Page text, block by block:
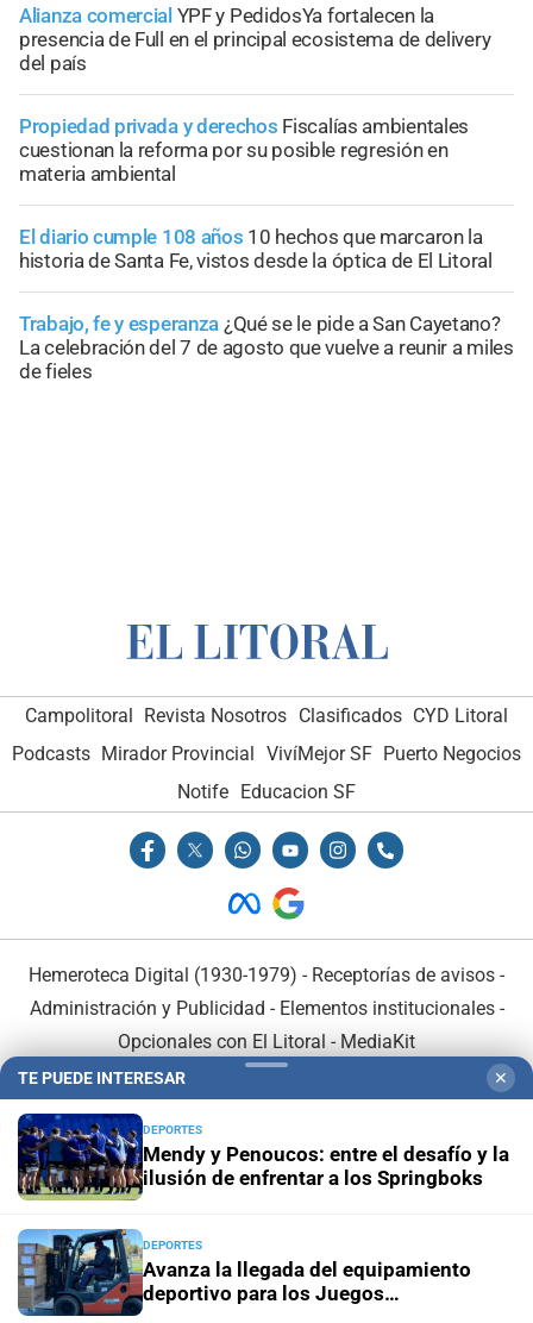
Alianza comercial YPF y PedidosYa fortalecen la
presencia de Full en el principal ecosistema de delivery
del país
Propiedad privada y derechos Fiscalías ambientales
cuestionan la reforma por su posible regresión en
materia ambiental
El diario cumple 108 años 10 hechos que marcaron la
historia de Santa Fe, vistos desde la óptica de El Litoral
Trabajo, fe y esperanza ¿Qué se le pide a San Cayetano?
La celebración del 7 de agosto que vuelve a reunir a miles
de fieles
Campolitoral Revista Nosotros Clasificados CYD Litoral
Podcasts Mirador Provincial VivíMejor SF Puerto Negocios
Notife
Educacion SF
Hemeroteca Digital (1930-1979) - Receptorías de avisos -
Administración y Publicidad - Elementos institucionales-
Opcionales con El Litoral - MediaKit
En Asociación con:
TE PUEDE INTERESAR ✕
DEPORTES
Mendy y Penoucos: entre el desafío y la
ilusión de enfrentar a los Springboks
DEPORTES
Avanza la llegada del equipamiento
deportivo para los Juegos